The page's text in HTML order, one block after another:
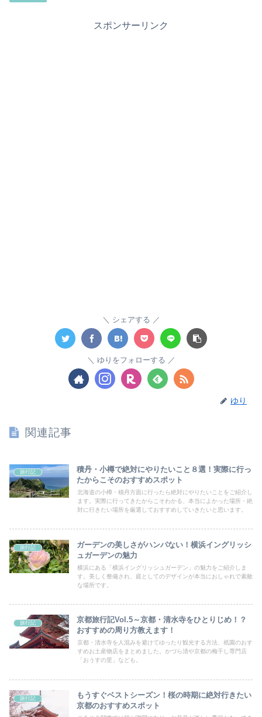
スポンサーリンク
シェアする
ゆりをフォローする
ゆり
関連記事
旅行記
積丹・小樽で絶対にやりたいこと８選！実際に行っ
たからこそのおすすめスポット
北海道の小樽・積丹方面に行ったら絶対にやりたいことをご紹介し
ます。実際に行ってきたからこそわかる、本当によかった場所・絶
対に行きたい場所を厳選しておすすめしていきたいと思います。
旅行記
ガーデンの美しさがハンパない！横浜イングリッシ
ュガーデンの魅力
横浜にある「横浜イングリッシュガーデン」の魅力をご紹介しま
す。美しく整備され、庭としてのデザインが本当におしゃれで素敵
な場所です。
旅行記
京都旅行記Vol.5～京都・清水寺をひとりじめ！？
おすすめの周り方教えます！
京都・清水寺を人混みを避けてゆったり観光する方法、祇園のおす
すめお土産物店をまとめました。かづら清や京都の梅干し専門店
「おうすの里」なども。
旅行記
もうすぐベストシーズン！桜の時期に絶対行きたい
京都のおすすめスポット